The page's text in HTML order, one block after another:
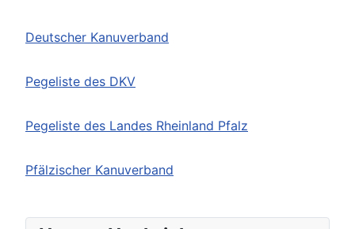
Deutscher Kanuverband
Pegeliste des DKV
Pegeliste des Landes Rheinland Pfalz
Pfälzischer Kanuverband